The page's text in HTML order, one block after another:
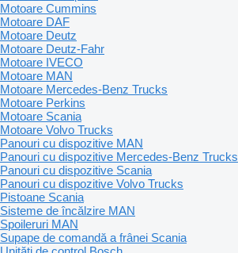
Motoare Cummins
Motoare DAF
Motoare Deutz
Motoare Deutz-Fahr
Motoare IVECO
Motoare MAN
Motoare Mercedes-Benz Trucks
Motoare Perkins
Motoare Scania
Motoare Volvo Trucks
Panouri cu dispozitive MAN
Panouri cu dispozitive Mercedes-Benz Trucks
Panouri cu dispozitive Scania
Panouri cu dispozitive Volvo Trucks
Pistoane Scania
Sisteme de încălzire MAN
Spoileruri MAN
Supape de comandă a frânei Scania